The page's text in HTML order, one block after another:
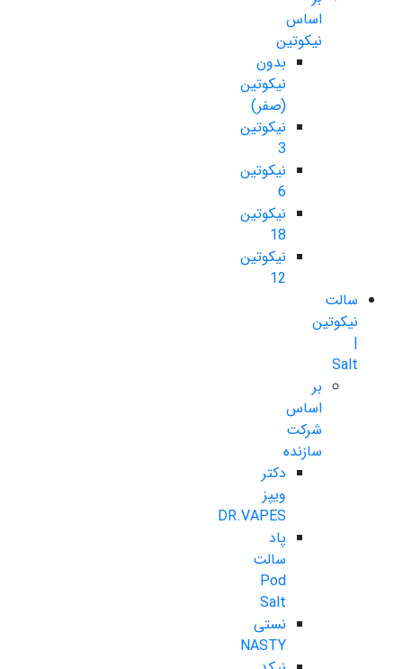
اساس
نیکوتین
بدون
نیکوتین
(صفر)
نیکوتین
3
نیکوتین
6
نیکوتین
18
نیکوتین
12
سالت
نیکوتین
|
Salt
بر
اساس
شرکت
سازنده
دکتر
ویپز
DR.VAPES
پاد
سالت
Pod
Salt
نستی
NASTY